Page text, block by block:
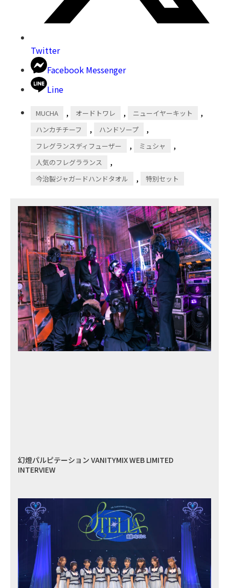
Twitter
Facebook Messenger
Line
MUCHA , オードトワレ , ニューイヤーキット ,
ハンカチチーフ , ハンドソープ ,
フレグランスディフューザー , ミュシャ ,
人気のフレグラランス ,
今治製ジャガードハンドタオル , 特別セット
幻燈パルピテーション VANITYMIX WEB LIMITED
INTERVIEW